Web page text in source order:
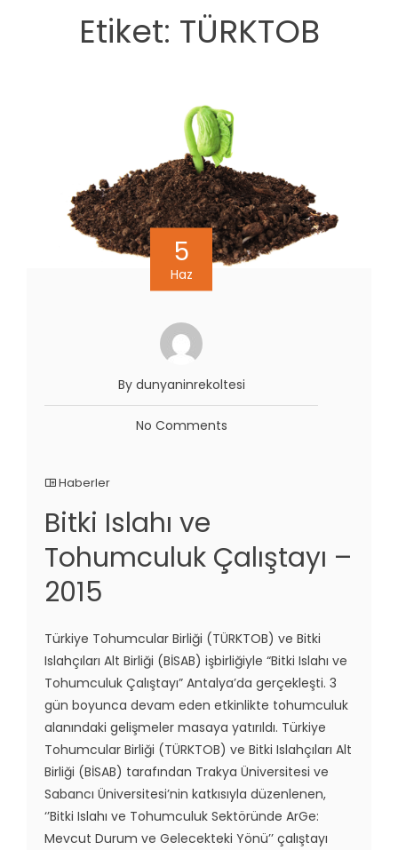
Etiket: TÜRKTOB
5
Haz
By dunyaninrekoltesi
No Comments
Haberler
Bitki Islahı ve
Tohumculuk Çalıştayı –
2015
Türkiye Tohumcular Birliği (TÜRKTOB) ve Bitki
Islahçıları Alt Birliği (BİSAB) işbirliğiyle “Bitki Islahı ve
Tohumculuk Çalıştayı” Antalya’da gerçekleşti. 3
gün boyunca devam eden etkinlikte tohumculuk
alanındaki gelişmeler masaya yatırıldı. Türkiye
Tohumcular Birliği (TÜRKTOB) ve Bitki Islahçıları Alt
Birliği (BİSAB) tarafından Trakya Üniversitesi ve
Sabancı Üniversitesi’nin katkısıyla düzenlenen,
‘’Bitki Islahı ve Tohumculuk Sektöründe ArGe:
Mevcut Durum ve Gelecekteki Yönü’’ çalıştayı